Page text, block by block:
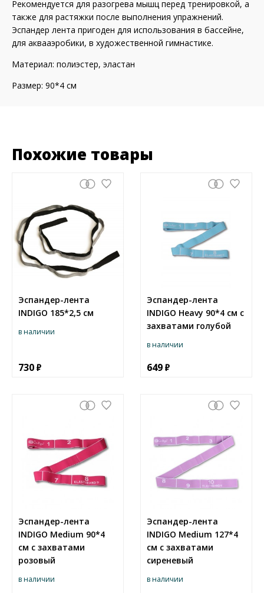
Рекомендуется для разогрева мышц перед тренировкой, а
также для растяжки после выполнения упражнений.
Эспандер лента пригоден для использования в бассейне,
для аквааэробики, в художественной гимнастике.
Материал: полиэстер, эластан
Размер: 90*4 см
Похожие товары
Эспандер-лента
INDIGO 185*2,5 cм
в наличии
730
Эспандер-лента
INDIGO Heavy 90*4 cм с
захватами голубой
в наличии
649
Эспандер-лента
INDIGO Medium 90*4
cм с захватами
розовый
в наличии
Эспандер-лента
INDIGO Medium 127*4
cм с захватами
сиреневый
в наличии